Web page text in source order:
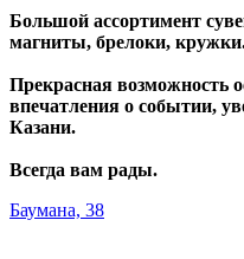
Большой ассортимент
магниты, брелоки,
Прекрасная возможность
впечатления о событии,
Казани.
Всегда вам рады.
Баумана, 38